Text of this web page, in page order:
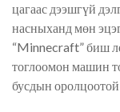
цагаас дээшгүй
насныханд мөн
“Minnecraft” биш
тоглоомон машин
бусдын оролцоотой